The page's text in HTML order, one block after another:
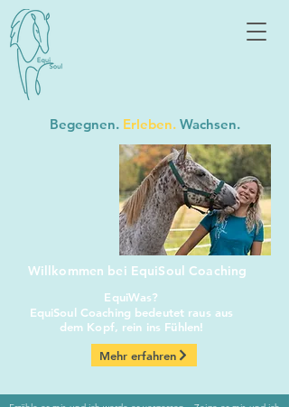
Begegnen. Erleben.Wachsen.
Willkommen bei EquiSoul Coaching
EquiWas?
EquiSoul Coaching bedeutet raus aus
dem Kopf, rein ins Fühlen!
Mehr erfahren